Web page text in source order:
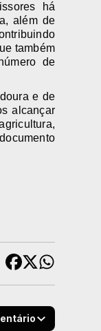
há
além de
também
de
e de
alcançar